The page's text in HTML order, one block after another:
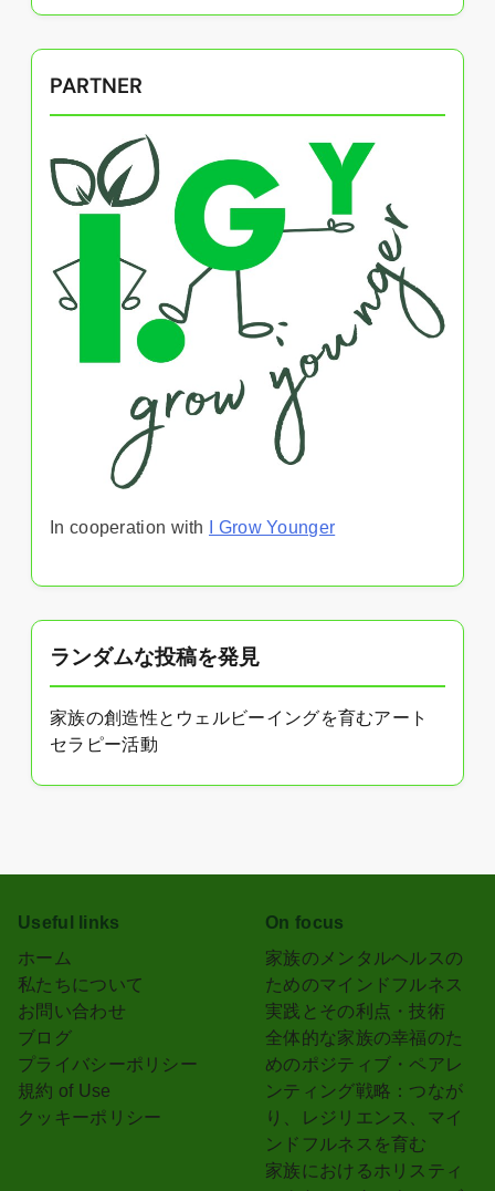
PARTNER
In cooperation with I Grow Younger
ランダムな投稿を発見
家族の創造性とウェルビーイングを育むアート
セラピー活動
Useful links
ホーム
私たちについて
お問い合わせ
ブログ
プライバシーポリシー
規約 of Use
クッキーポリシー
On focus
家族のメンタルヘルスの
ためのマインドフルネス
実践とその利点・技術
全体的な家族の幸福のた
めのポジティブ・ペアレ
ンティング戦略：つなが
り、レジリエンス、マイ
ンドフルネスを育む
家族におけるホリスティ